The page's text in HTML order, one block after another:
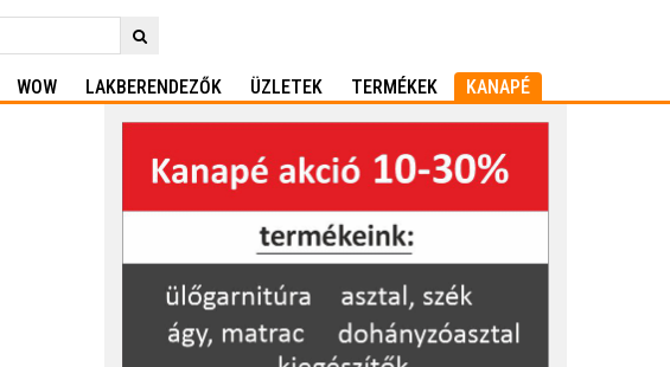
WOW LAKBERENDEZŐK ÜZLETEK TERMÉKEK KANAPÉ